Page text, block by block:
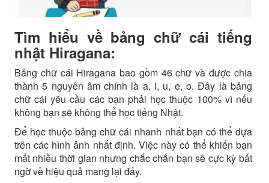
Tìm hiểu về bảng chữ cái tiếng
nhật Hiragana:
Bảng chữ cái Hiragana bao gồm 46 chữ và được chia
thành 5 nguyên âm chính là a, i, u, e, o. Đây là bảng
chữ cái yêu cầu các bạn phải học thuộc 100% vì nếu
không bạn sẽ không thể học tiếng Nhật.
Để học thuộc bảng chữ cái nhanh nhất bạn có thể dựa
trên các hình ảnh nhất định. Việc này có thể khiến bạn
mất nhiều thời gian nhưng chắc chắn bạn sẽ cực kỳ bất
ngờ về hiệu quả mang lại đấy.